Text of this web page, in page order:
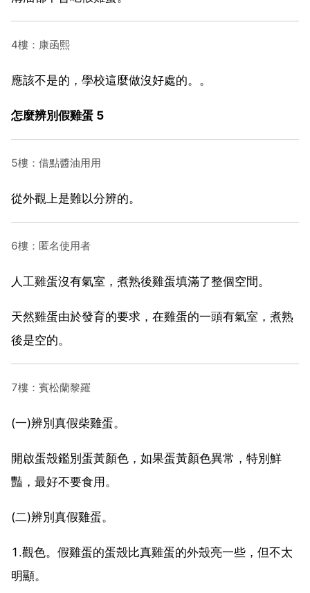
4樓：康函熙
應該不是的，學校這麼做沒好處的。。
怎麼辨別假雞蛋 5
5樓：借點醬油用用
從外觀上是難以分辨的。
6樓：匿名使用者
人工雞蛋沒有氣室，煮熟後雞蛋填滿了整個空間。
天然雞蛋由於發育的要求，在雞蛋的一頭有氣室，煮熟
後是空的。
7樓：賓松蘭黎羅
(一)辨別真假柴雞蛋。
開啟蛋殼鑑別蛋黃顏色，如果蛋黃顏色異常，特別鮮
豔，最好不要食用。
(二)辨別真假雞蛋。
1.觀色。假雞蛋的蛋殼比真雞蛋的外殼亮一些，但不太
明顯。